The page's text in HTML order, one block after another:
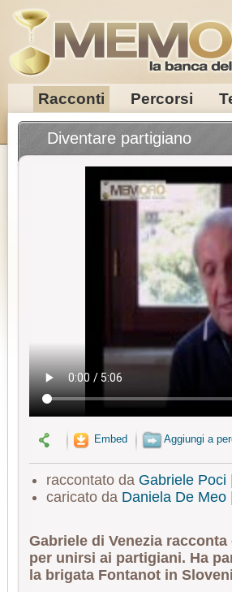
Racconti Percorsi
Diventare partigiano
Embed Aggiungi a
raccontato da Gabriele Poci
caricato da Daniela De Meo
Gabriele di Venezia
per unirsi ai partigiani. Ha
la brigata Fontanot in